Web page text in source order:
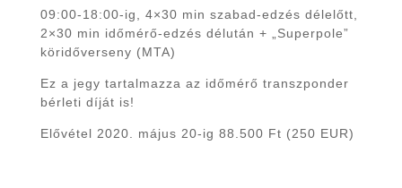
09:00-18:00-ig, 4×30 min szabad-edzés délelőtt,
2×30 min időmérő-edzés délután + „Superpole”
köridőverseny (MTA)
Ez a jegy tartalmazza az időmérő transzponder
bérleti díját is!
Elővétel 2020. május 20-ig 88.500 Ft (250 EUR)